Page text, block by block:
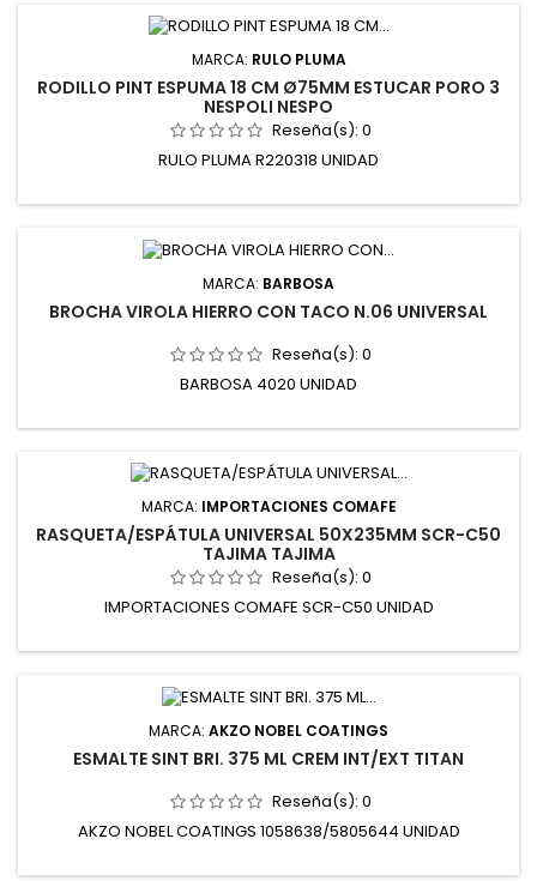
MARCA: RULO PLUMA
RODILLO PINT ESPUMA 18 CM Ø75MM ESTUCAR PORO 3
NESPOLI NESPO
Reseña(s): 0
RULO PLUMA R220318 UNIDAD
MARCA: BARBOSA
BROCHA VIROLA HIERRO CON TACO N.06 UNIVERSAL
Reseña(s): 0
BARBOSA 4020 UNIDAD
MARCA: IMPORTACIONES COMAFE
RASQUETA/ESPÁTULA UNIVERSAL 50X235MM SCR-C50
TAJIMA TAJIMA
Reseña(s): 0
IMPORTACIONES COMAFE SCR-C50 UNIDAD
MARCA: AKZO NOBEL COATINGS
ESMALTE SINT BRI. 375 ML CREM INT/EXT TITAN
Reseña(s): 0
AKZO NOBEL COATINGS 1058638/5805644 UNIDAD